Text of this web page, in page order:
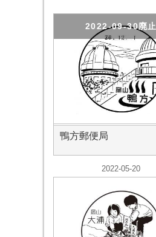
鴨方郵便局
2022-09-30廃止
2022-05-20